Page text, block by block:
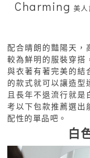
Charming 美人
配合晴朗的豔陽天，
較為鮮明的服裝穿搭
與衣著有著完美的結
的款式就可以讓造型
且長年不退流行就是
考以下包款推薦選出
配性的單品吧。
白